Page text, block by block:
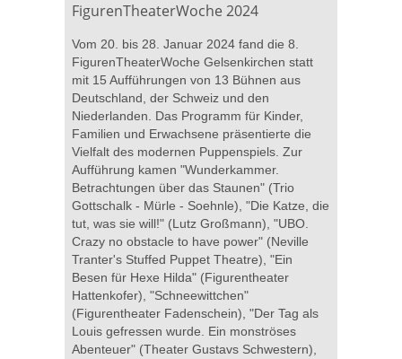
FigurenTheaterWoche 2024
Vom 20. bis 28. Januar 2024 fand die 8.
FigurenTheaterWoche Gelsenkirchen statt
mit 15 Aufführungen von 13 Bühnen aus
Deutschland, der Schweiz und den
Niederlanden. Das Programm für Kinder,
Familien und Erwachsene präsentierte die
Vielfalt des modernen Puppenspiels. Zur
Aufführung kamen "Wunderkammer.
Betrachtungen über das Staunen" (Trio
Gottschalk - Mürle - Soehnle), "Die Katze, die
tut, was sie will!" (Lutz Großmann), "UBO.
Crazy no obstacle to have power" (Neville
Tranter's Stuffed Puppet Theatre), "Ein
Besen für Hexe Hilda" (Figurentheater
Hattenkofer), "Schneewittchen"
(Figurentheater Fadenschein), "Der Tag als
Louis gefressen wurde. Ein monströses
Abenteuer" (Theater Gustavs Schwestern),